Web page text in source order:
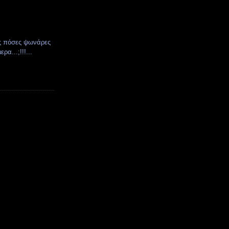
πόσες ψωνάρες